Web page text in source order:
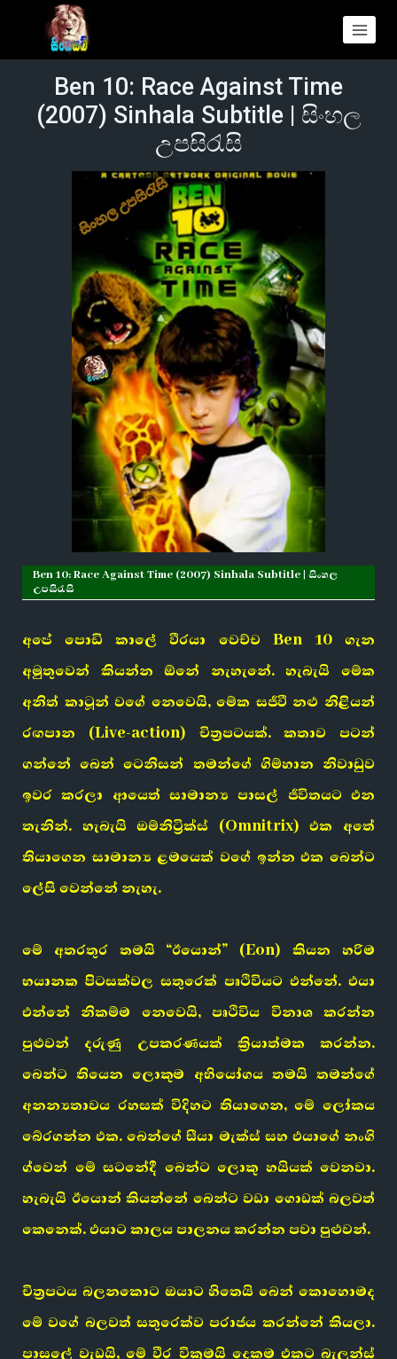
Ben 10: Race Against Time
(2007) Sinhala Subtitle | සිංහල
උපසිරැසි
Ben 10: Race Against Time (2007) Sinhala Subtitle | සිංහල
උපසිරැසි
අපේ පොඩි කාලේ වීරයා වෙච්ච Ben 10 ගැන
අමුතුවෙන් කියන්න ඕනේ නැහැනේ. හැබැයි මේක
අනිත් කාටූන් වගේ නෙවෙයි, මේක සජීවී නළු නිළියන්
රඟපාන (Live-action) චිත්‍රපටයක්. කතාව පටන්
ගන්නේ බෙන් ටෙනිසන් තමන්ගේ ගිම්හාන නිවාඩුව
ඉවර කරලා ආයෙත් සාමාන්‍ය පාසල් ජීවිතයට එන
තැනින්. හැබැයි ඔම්නිට්‍රික්ස් (Omnitrix) එක අතේ
තියාගෙන සාමාන්‍ය ළමයෙක් වගේ ඉන්න එක බෙන්ට
ලේසි වෙන්නේ නැහැ.
මේ අතරතුර තමයි “ඊයොන්” (Eon) කියන හරිම
භයානක පිටසක්වල සතුරෙක් පෘථිවියට එන්නේ. එයා
එන්නේ නිකම්ම නෙවෙයි, පෘථිවිය විනාශ කරන්න
පුළුවන් දරුණු උපකරණයක් ක්‍රියාත්මක කරන්න.
බෙන්ට තියෙන ලොකුම අභියෝගය තමයි තමන්ගේ
අනන්‍යතාවය රහසක් විදිහට තියාගෙන, මේ ලෝකය
බේරගන්න එක. බෙන්ගේ සීයා මැක්ස් සහ එයාගේ නංගි
ග්වෙන් මේ සටනේදී බෙන්ට ලොකු හයියක් වෙනවා.
හැබැයි ඊයොන් කියන්නේ බෙන්ට වඩා ගොඩක් බලවත්
කෙනෙක්. එයාට කාලය පාලනය කරන්න පවා පුළුවන්.
චිත්‍රපටය බලනකොට ඔයාට හිතෙයි බෙන් කොහොමද
මේ වගේ බලවත් සතුරෙක්ව පරාජය කරන්නේ කියලා.
පාසලේ වැඩයි, මේ වීර වික්‍රමයි දෙකම එකට බැලන්ස්